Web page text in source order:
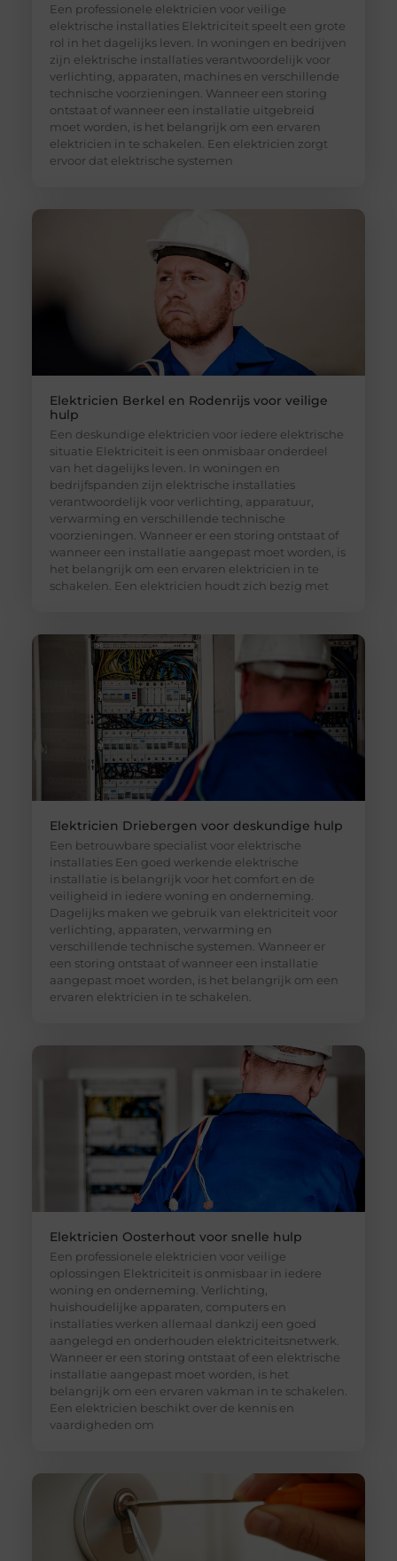
Een professionele elektricien voor veilige
elektrische installaties Elektriciteit speelt een grote
rol in het dagelijks leven. In woningen en bedrijven
zijn elektrische installaties verantwoordelijk voor
verlichting, apparaten, machines en verschillende
technische voorzieningen. Wanneer een storing
ontstaat of wanneer een installatie uitgebreid
moet worden, is het belangrijk om een ervaren
elektricien in te schakelen. Een elektricien zorgt
ervoor dat elektrische systemen
Elektricien Berkel en Rodenrijs voor veilige
hulp
Een deskundige elektricien voor iedere elektrische
situatie Elektriciteit is een onmisbaar onderdeel
van het dagelijks leven. In woningen en
bedrijfspanden zijn elektrische installaties
verantwoordelijk voor verlichting, apparatuur,
verwarming en verschillende technische
voorzieningen. Wanneer er een storing ontstaat of
wanneer een installatie aangepast moet worden, is
het belangrijk om een ervaren elektricien in te
schakelen. Een elektricien houdt zich bezig met
Elektricien Driebergen voor deskundige hulp
Een betrouwbare specialist voor elektrische
installaties Een goed werkende elektrische
installatie is belangrijk voor het comfort en de
veiligheid in iedere woning en onderneming.
Dagelijks maken we gebruik van elektriciteit voor
verlichting, apparaten, verwarming en
verschillende technische systemen. Wanneer er
een storing ontstaat of wanneer een installatie
aangepast moet worden, is het belangrijk om een
ervaren elektricien in te schakelen.
Elektricien Oosterhout voor snelle hulp
Een professionele elektricien voor veilige
oplossingen Elektriciteit is onmisbaar in iedere
woning en onderneming. Verlichting,
huishoudelijke apparaten, computers en
installaties werken allemaal dankzij een goed
aangelegd en onderhouden elektriciteitsnetwerk.
Wanneer er een storing ontstaat of een elektrische
installatie aangepast moet worden, is het
belangrijk om een ervaren vakman in te schakelen.
Een elektricien beschikt over de kennis en
vaardigheden om